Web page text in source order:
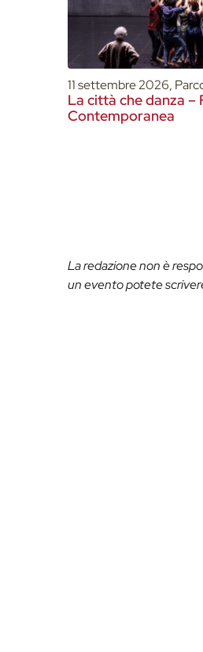
11 settembre 2026,
La città che danza –
Contemporanea
La redazione non è
un evento potete